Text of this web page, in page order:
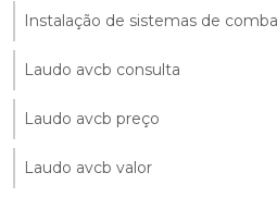
Instalação de sistemas de
Laudo avcb consulta
Laudo avcb preço
Laudo avcb valor